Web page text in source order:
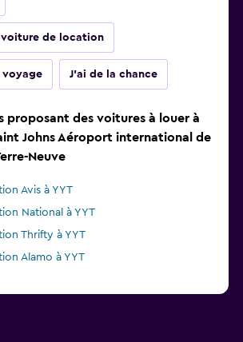
de location
voyage J'ai de la chance
proposant des voitures à louer à
Johns Aéroport international de
Neuve
Avis à YYT
National à YYT
Thrifty à YYT
Alamo à YYT